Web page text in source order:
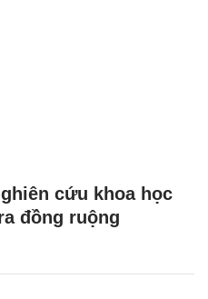
cứu khoa học
đồng ruộng